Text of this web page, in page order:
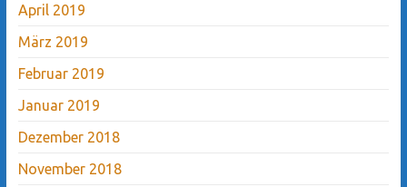
April 2019
März 2019
Februar 2019
Januar 2019
Dezember 2018
November 2018